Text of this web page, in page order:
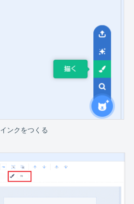
インクをつくる